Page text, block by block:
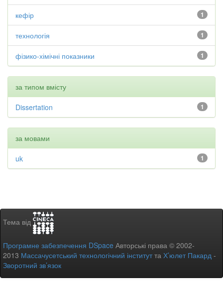
1
кефір
1
технологія
1
фізико-хімічні показники
за типом вмісту
1
Dissertation
за мовами
1
uk
Тема від
Програмне забезпечення DSpace Авторські права © 2002-
2013 Массачусетський технологічний інститутта Х’юлет Пакард -
Зворотний зв’язок